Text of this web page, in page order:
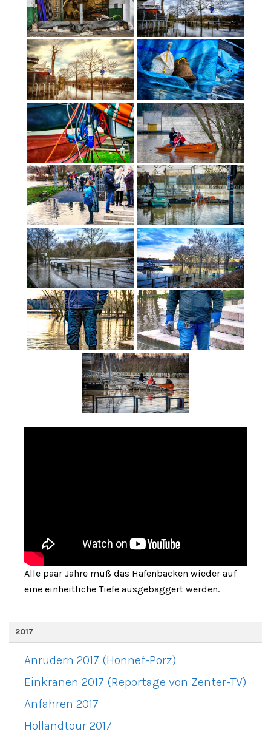
Alle paar Jahre muß das Hafenbacken wieder auf
eine einheitliche Tiefe ausgebaggert werden.
2017
Anrudern 2017 (Honnef-Porz)
Einkranen 2017 (Reportage von Zenter-TV)
Anfahren 2017
Hollandtour 2017